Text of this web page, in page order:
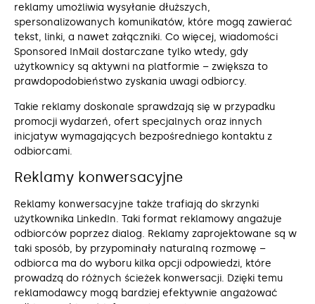
reklamy umożliwia wysyłanie dłuższych,
spersonalizowanych komunikatów, które mogą zawierać
tekst, linki, a nawet załączniki. Co więcej, wiadomości
Sponsored InMail dostarczane tylko wtedy, gdy
użytkownicy są aktywni na platformie – zwiększa to
prawdopodobieństwo zyskania uwagi odbiorcy.
Takie reklamy doskonale sprawdzają się w przypadku
promocji wydarzeń, ofert specjalnych oraz innych
inicjatyw wymagających bezpośredniego kontaktu z
odbiorcami.
Reklamy konwersacyjne
Reklamy konwersacyjne także trafiają do skrzynki
użytkownika LinkedIn. Taki format reklamowy angażuje
odbiorców poprzez dialog. Reklamy zaprojektowane są w
taki sposób, by przypominały naturalną rozmowę –
odbiorca ma do wyboru kilka opcji odpowiedzi, które
prowadzą do różnych ścieżek konwersacji. Dzięki temu
reklamodawcy mogą bardziej efektywnie angażować